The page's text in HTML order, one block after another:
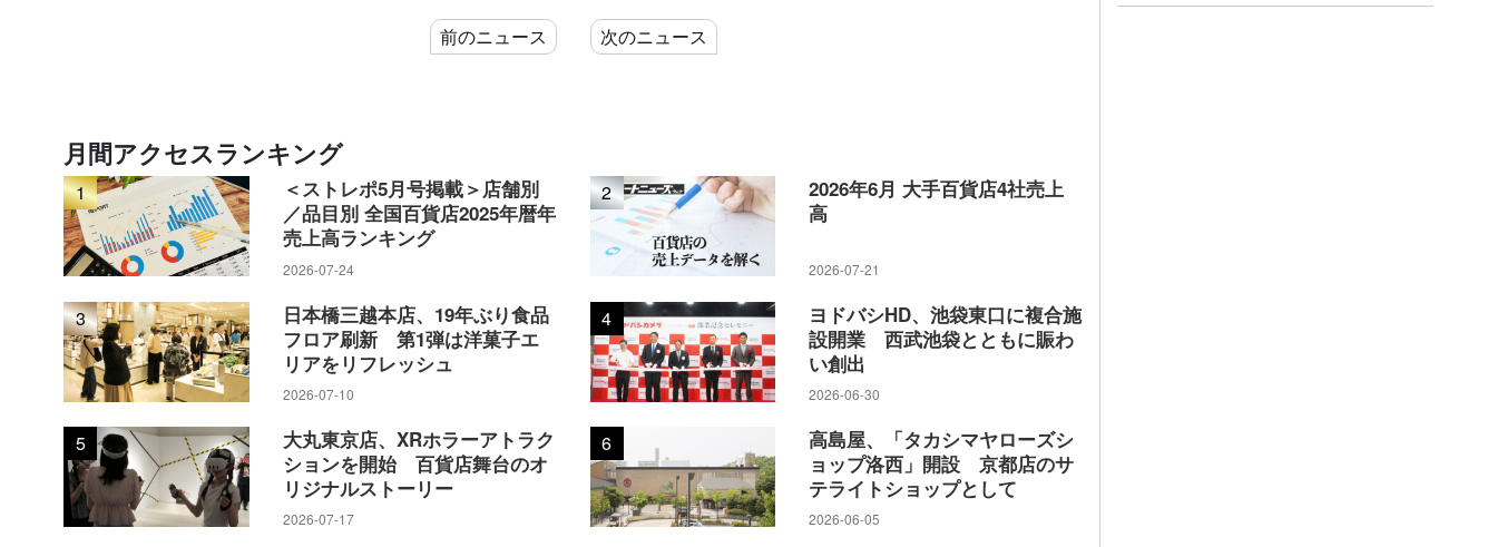
前のニュース 次のニュース
月間アクセスランキング
1
＜ストレポ5月号掲載＞店舗別
／品目別 全国百貨店2025年暦年
売上高ランキング
2026-07-24
2
2026年6月 大手百貨店4社売上
高
2026-07-21
3
日本橋三越本店、19年ぶり食品
フロア刷新 第1弾は洋菓子エ
リアをリフレッシュ
2026-07-10
4
ヨドバシHD、池袋東口に複合施
設開業 西武池袋とともに賑わ
い創出
2026-06-30
5
大丸東京店、XRホラーアトラク
ションを開始 百貨店舞台のオ
リジナルストーリー
2026-07-17
6
高島屋、「タカシマヤローズシ
ョップ洛西」開設 京都店のサ
テライトショップとして
2026-06-05